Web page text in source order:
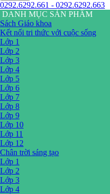
0292.6292.661 - 0292.6292.663
DANH MỤC SẢN PHẨM
Sách Giáo khoa
Kết nối tri thức với cuộc sống
Lớp 1
Lớp 2
Lớp 3
Lớp 4
Lớp 5
Lớp 6
Lớp 7
Lớp 8
Lớp 9
Lớp 10
Lớp 11
Lớp 12
Chân trời sáng tạo
Lớp 1
Lớp 2
Lớp 3
Lớp 4